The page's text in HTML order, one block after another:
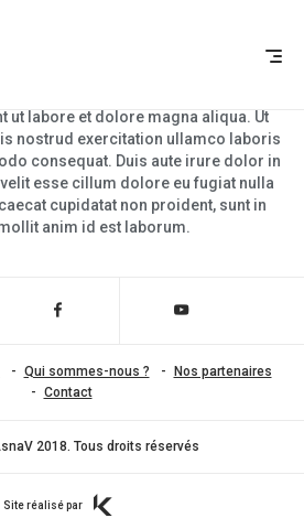
consectetur adipisicing elit, sed do
ut labore et dolore magna aliqua. Ut
nostrud exercitation ullamco laboris
consequat. Duis aute irure dolor in
esse cillum dolore eu fugiat nulla
cupidatat non proident, sunt in
anim id est laborum.
Qui sommes-nous ?
Nos partenaires
Contact
facebook youtube-
play
2018. Tous droits réservés
Site réalisé par Kernix